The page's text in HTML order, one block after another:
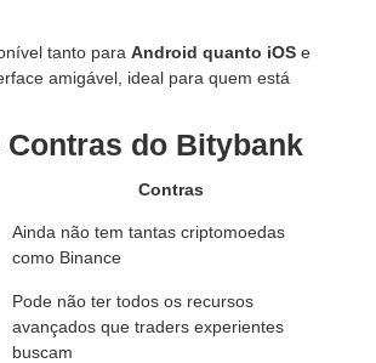
tanto para Android quanto iOS e
amigável, ideal para quem está
Contras do Bitybank
Contras
Ainda não tem tantas criptomoedas
como Binance
Pode não ter todos os recursos
avançados que traders experientes
buscam